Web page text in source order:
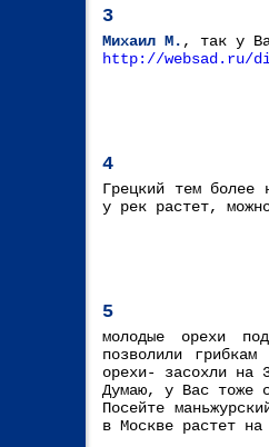
3
Михаил М. , так у
http://websad.ru/
4
Грецкий тем более
у рек растет,
5
молодые орехи
позволили
орехи- засохли на
Думаю, у Вас тоже
Посейте
в Москве растет на